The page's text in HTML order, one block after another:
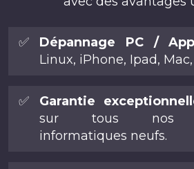
✅ Dépannage PC /
Linux, iPhone, Ipad,
✅
Garantie
sur tous nos
informatiques neufs.